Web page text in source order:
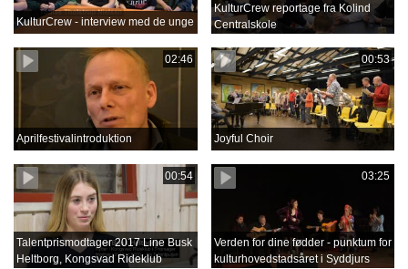
KulturCrew - interview med de unge
KulturCrew reportage fra Kolind
Centralskole
02:46
Aprilfestivalintroduktion
00:53
Joyful Choir
00:54
Talentprismodtager 2017 Line Busk
Heltborg, Kongsvad Rideklub
03:25
Verden for dine fødder - punktum for
kulturhovedstadsåret i Syddjurs